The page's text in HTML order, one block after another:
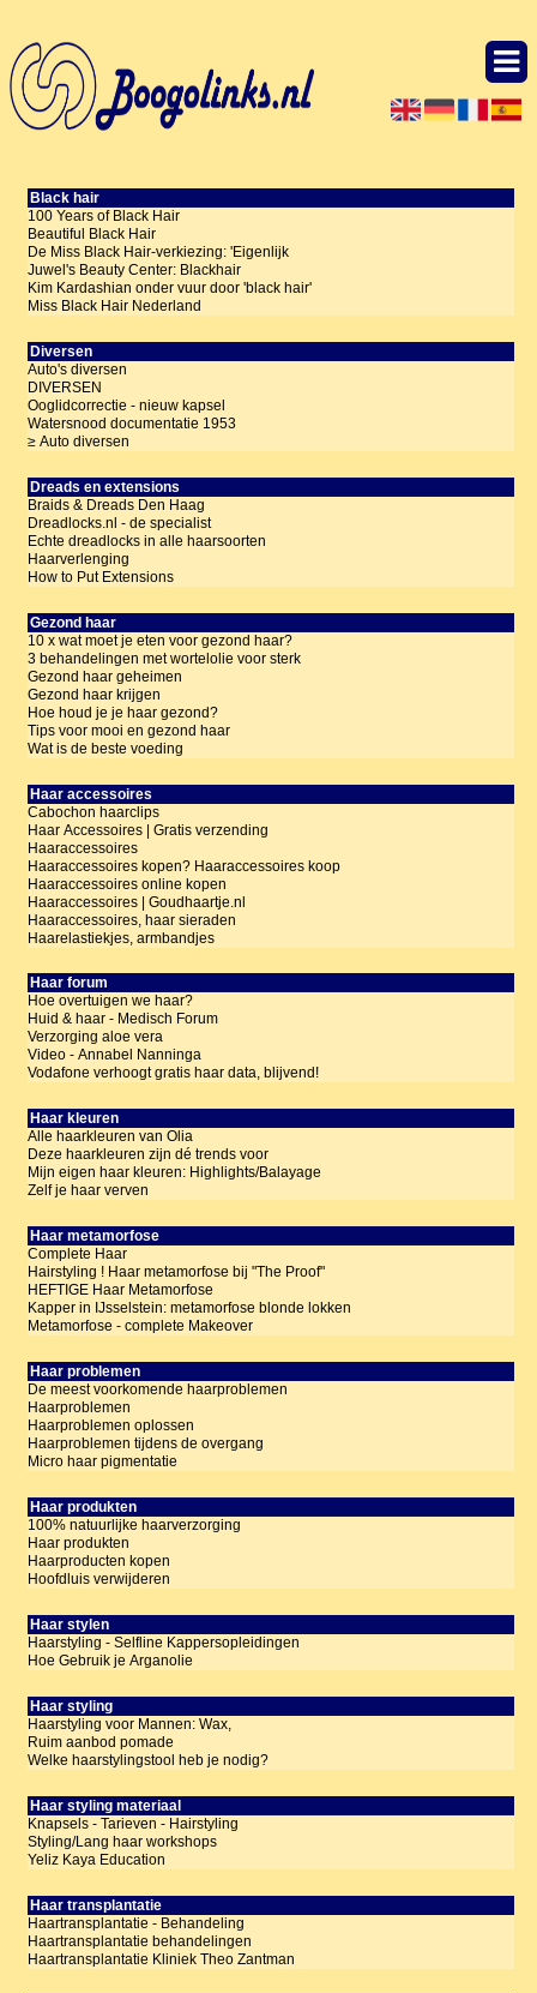
Black hair
100 Years of Black Hair
Beautiful Black Hair
De Miss Black Hair-verkiezing: 'Eigenlijk
Juwel's Beauty Center: Blackhair
Kim Kardashian onder vuur door 'black hair'
Miss Black Hair Nederland
Diversen
Auto's diversen
DIVERSEN
Ooglidcorrectie - nieuw kapsel
Watersnood documentatie 1953
≥ Auto diversen
Dreads en extensions
Braids & Dreads Den Haag
Dreadlocks.nl - de specialist
Echte dreadlocks in alle haarsoorten
Haarverlenging
How to Put Extensions
Gezond haar
10 x wat moet je eten voor gezond haar?
3 behandelingen met wortelolie voor sterk
Gezond haar geheimen
Gezond haar krijgen
Hoe houd je je haar gezond?
Tips voor mooi en gezond haar
Wat is de beste voeding
Haar accessoires
Cabochon haarclips
Haar Accessoires | Gratis verzending
Haaraccessoires
Haaraccessoires kopen? Haaraccessoires koop
Haaraccessoires online kopen
Haaraccessoires | Goudhaartje.nl
Haaraccessoires, haar sieraden
Haarelastiekjes, armbandjes
Haar forum
Hoe overtuigen we haar?
Huid & haar - Medisch Forum
Verzorging aloe vera
Video - Annabel Nanninga
Vodafone verhoogt gratis haar data, blijvend!
Haar kleuren
Alle haarkleuren van Olia
Deze haarkleuren zijn dé trends voor
Mijn eigen haar kleuren: Highlights/Balayage
Zelf je haar verven
Haar metamorfose
Complete Haar
Hairstyling ! Haar metamorfose bij "The Proof"
HEFTIGE Haar Metamorfose
Kapper in IJsselstein: metamorfose blonde lokken
Metamorfose - complete Makeover
Haar problemen
De meest voorkomende haarproblemen
Haarproblemen
Haarproblemen oplossen
Haarproblemen tijdens de overgang
Micro haar pigmentatie
Haar produkten
100% natuurlijke haarverzorging
Haar produkten
Haarproducten kopen
Hoofdluis verwijderen
Haar stylen
Haarstyling - Selfline Kappersopleidingen
Hoe Gebruik je Arganolie
Haar styling
Haarstyling voor Mannen: Wax,
Ruim aanbod pomade
Welke haarstylingstool heb je nodig?
Haar styling materiaal
Knapsels - Tarieven - Hairstyling
Styling/Lang haar workshops
Yeliz Kaya Education
Haar transplantatie
Haartransplantatie - Behandeling
Haartransplantatie behandelingen
Haartransplantatie Kliniek Theo Zantman